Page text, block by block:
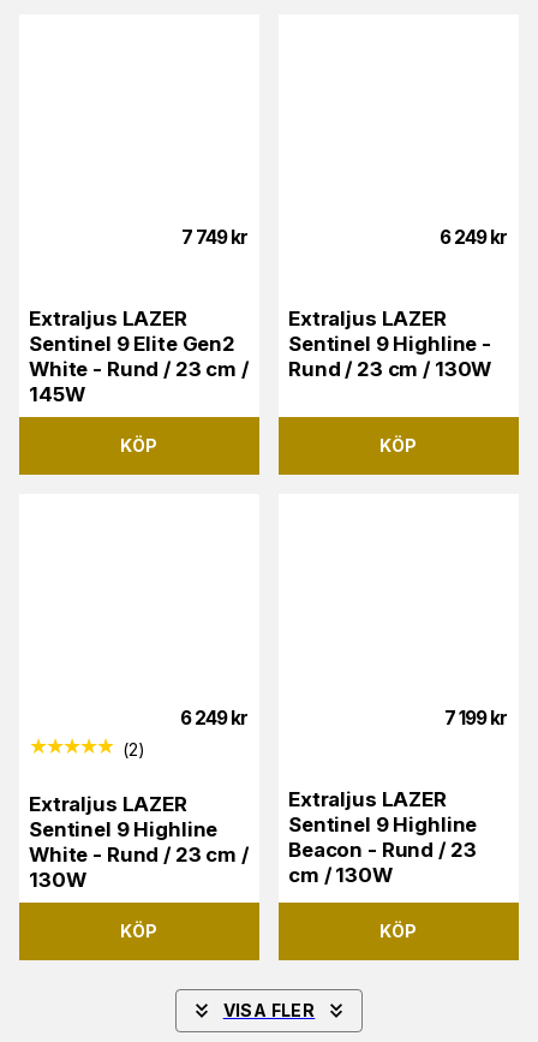
7 749 kr
Extraljus LAZER
Sentinel 9 Elite Gen2
White - Rund / 23 cm /
145W
KÖP
6 249 kr
Extraljus LAZER
Sentinel 9 Highline -
Rund / 23 cm / 130W
KÖP
6 249 kr
(2)
Extraljus LAZER
Sentinel 9 Highline
White - Rund / 23 cm /
130W
KÖP
7 199 kr
Extraljus LAZER
Sentinel 9 Highline
Beacon - Rund / 23
cm / 130W
KÖP
VISA FLER